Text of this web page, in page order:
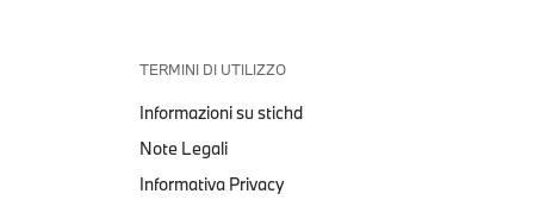
TERMINI DI UTILIZZO
Informazioni su stichd
Note Legali
Informativa Privacy